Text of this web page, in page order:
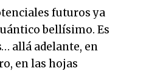
futuros ya
bellísimo. Es
allá adelante, en
en las hojas